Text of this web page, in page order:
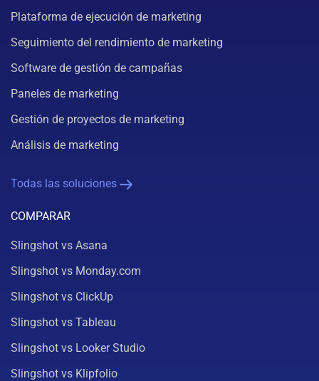
Plataforma de ejecución de marketing
Seguimiento del rendimiento de marketing
Software de gestión de campañas
Paneles de marketing
Gestión de proyectos de marketing
Análisis de marketing
Todas las soluciones
COMPARAR
Slingshot vs Asana
Slingshot vs Monday.com
Slingshot vs ClickUp
Slingshot vs Tableau
Slingshot vs Looker Studio
Slingshot vs Klipfolio